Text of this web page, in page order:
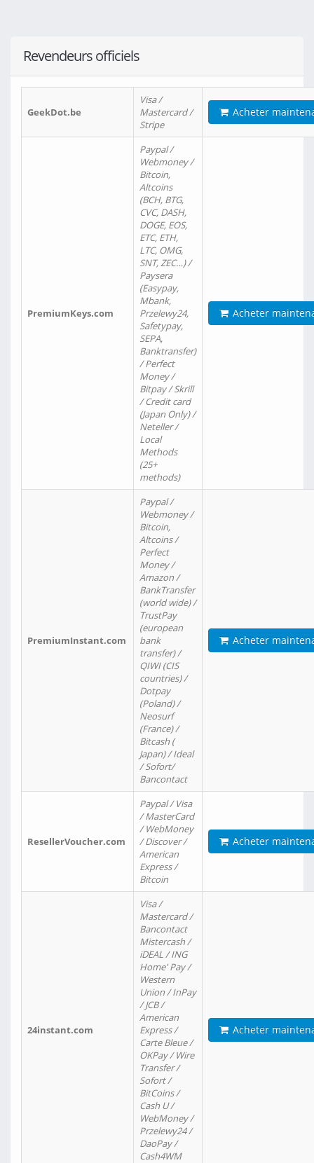
Revendeurs officiels
GeekDot.be
Visa /
Mastercard /
Stripe
Acheter
PremiumKeys.com
Paypal /
Webmoney /
Bitcoin,
Altcoins
(BCH, BTG,
CVC, DASH,
DOGE, EOS,
ETC, ETH,
LTC, OMG,
SNT, ZEC…) /
Paysera
(Easypay,
Mbank,
Przelewy24,
Safetypay,
SEPA,
Banktransfer)
/ Perfect
Money /
Bitpay / Skrill
/ Credit card
(Japan Only) /
Neteller /
Local
Methods
(25+
methods)
Acheter
PremiumInstant.com
Paypal /
Webmoney /
Bitcoin,
Altcoins /
Perfect
Money /
Amazon /
BankTransfer
(world wide) /
TrustPay
(european
bank
transfer) /
QIWI (CIS
countries) /
Dotpay
(Poland) /
Neosurf
(France) /
Bitcash (
Japan) / Ideal
/ Sofort/
Bancontact
Acheter
ResellerVoucher.com
Paypal / Visa
/ MasterCard
/ WebMoney
/ Discover /
American
Express /
Bitcoin
Acheter
24instant.com
Visa /
Mastercard /
Bancontact
Mistercash /
iDEAL / ING
Home' Pay /
Western
Union / InPay
/ JCB /
American
Express /
Carte Bleue /
OKPay / Wire
Transfer /
Sofort /
BitCoins /
Cash U /
WebMoney /
Przelewy24 /
DaoPay /
Cash4WM
Acheter